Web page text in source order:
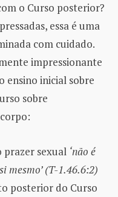
o Curso posterior?
essa é uma
com cuidado.
impressionante
ensino inicial sobre
sobre
prazer sexual ‘não é
mesmo’ (T-1.46.6:2)
posterior do Curso